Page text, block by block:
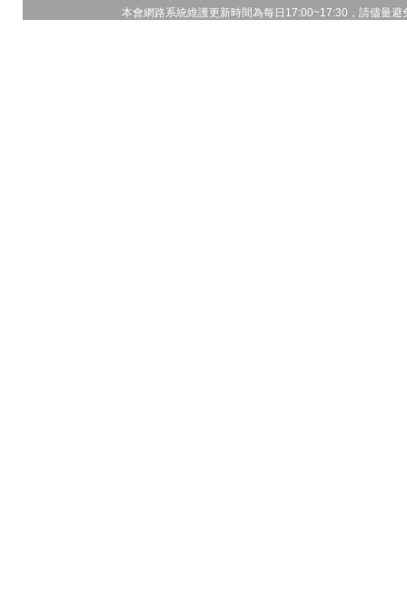
本會網路系統維護更新時間為每日17:00~17:30，請儘量